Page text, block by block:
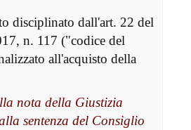
disciplinato dall'art. 22 del
n. 117 ("codice del
all'acquisto della
nota della Giustizia
sentenza del Consiglio